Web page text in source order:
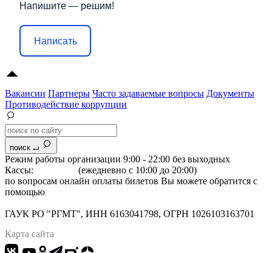
Напишите — решим!
Написать
Вакансии Партнеры Часто задаваемые вопросы Документы
Противодействие коррупции
поиск
Режим работы организации 9:00 - 22:00 без выходных
Кассы:
(ежедневно с 10:00 до 20:00)
по вопросам онлайн оплаты билетов Вы можете обратится с
помощью
ГАУК РО "РГМТ", ИНН 6163041798, ОГРН 1026103163701
Карта сайта